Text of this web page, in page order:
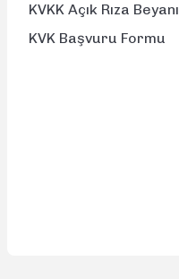
KVKK Açık Rıza Beyanı
KVK Başvuru Formu